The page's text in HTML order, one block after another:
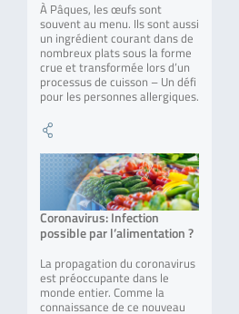
À Pâques, les œufs sont
souvent au menu. Ils sont aussi
un ingrédient courant dans de
nombreux plats sous la forme
crue et transformée lors d’un
processus de cuisson – Un défi
pour les personnes allergiques.
Coronavirus: Infection
possible par l’alimentation ?
La propagation du coronavirus
est préoccupante dans le
monde entier. Comme la
connaissance de ce nouveau